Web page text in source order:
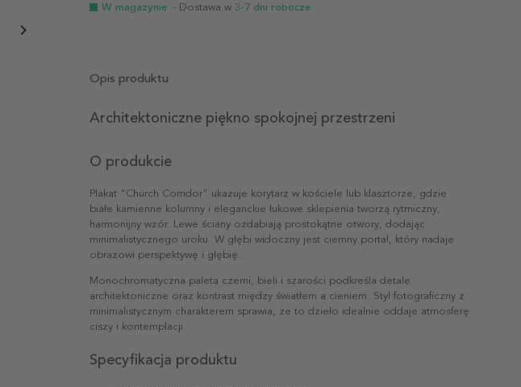
W magazynie - Dostawa w 3-7 dni robocze
Opis produktu
Architektoniczne piękno spokojnej przestrzeni
O produkcie
Plakat "Church Corridor" ukazuje korytarz w kościele lub klasztorze, gdzie
białe kamienne kolumny i eleganckie łukowe sklepienia tworzą rytmiczny,
harmonijny wzór. Lewe ściany ozdabiają prostokątne otwory, dodając
minimalistycznego uroku. W głębi widoczny jest ciemny portal, który nadaje
obrazowi perspektywę i głębię.
Monochromatyczna paleta czerni, bieli i szarości podkreśla detale
architektoniczne oraz kontrast między światłem a cieniem. Styl fotograficzny z
minimalistycznym charakterem sprawia, że to dzieło idealnie oddaje atmosferę
ciszy i kontemplacji.
Specyfikacja produktu